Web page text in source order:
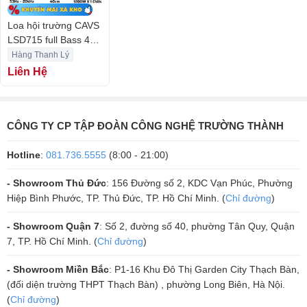
Nhà máy của CAVS được đặt tại Hàn Quốc và Trung Quốc, áp dụng
những nghiên cứu và tiêu chuẩn quốc tế của CAVS. Tiếp nối truyền
thống của thương hiệu, sản phẩm đương đại của CAVS luôn thể hiện
Loa hội trường CAVS
LSD715 full Bass 40
kép (Hàng Chính
Hãng Likenew)
Hàng Thanh Lý
Liên Hệ
CÔNG TY CP TẬP ĐOÀN CÔNG NGHỆ TRƯỜNG THÀNH
Hotline: 081.736.5555 (8:00 - 21:00)
- Showroom Thủ Đức: 156 Đường số 2, KDC Vạn Phúc, Phường
Hiệp Bình Phước, TP. Thủ Đức, TP. Hồ Chí Minh. (Chỉ đường)
- Showroom Quận 7: Số 2, đường số 40, phường Tân Quy, Quận
7, TP. Hồ Chí Minh. (Chỉ đường)
- Showroom Miền Bắc: P1-16 Khu Đô Thị Garden City Thạch Bàn,
(đối diện trường THPT Thạch Bàn) , phường Long Biên, Hà Nội.
(Chỉ đường)